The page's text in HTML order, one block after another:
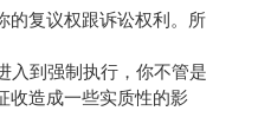
的复议权跟诉讼权利。所
入到强制执行，你不管是
收造成一些实质性的影